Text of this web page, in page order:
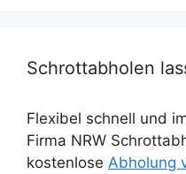
Schrottabholen
Flexibel schnell und
Firma NRW
kostenlose Abholung